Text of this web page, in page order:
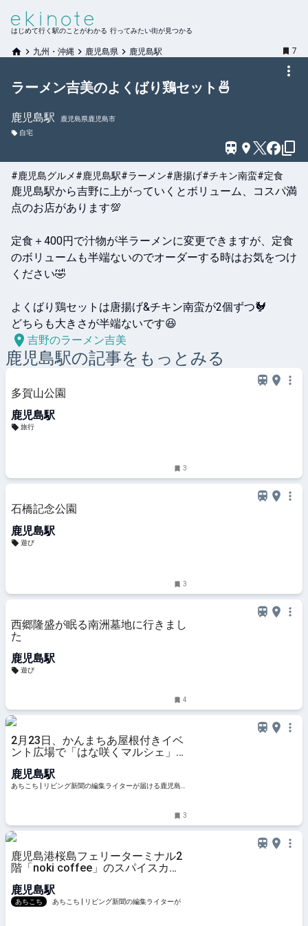
はじめて行く駅のことがわかる 行ってみたい街が見つかる
九州・沖縄 鹿児島県 鹿児島駅 7
ラーメン吉美のよくばり鶏セット🍜
鹿児島駅
鹿児島県鹿児島市
自宅
#鹿児島グルメ#鹿児島駅#ラーメン#唐揚げ#チキン南蛮#定食
鹿児島駅から吉野に上がっていくとボリューム、コスパ満
点のお店があります💯
定食＋400円で汁物が半ラーメンに変更できますが、定食
のボリュームも半端ないのでオーダーする時はお気をつけ
ください🤣
よくばり鶏セットは唐揚げ&チキン南蛮が2個ずつ🐓
どちらも大きさが半端ないです😆
吉野のラーメン吉美
鹿児島駅の記事をもっとみる
多賀山公園
鹿児島駅
旅行
3
石橋記念公園
鹿児島駅
遊び
3
西郷隆盛が眠る南洲墓地に行きまし
た
鹿児島駅
遊び
4
2月23日、かんまちあ屋根付きイベ
ント広場で「はな咲くマルシェ」開
ライターが届ける鹿児島のおでかけ
情報
鹿児島駅
あちこち | リビング新聞の編集ライターが届ける鹿児島
3
鹿児島港桜島フェリーターミナル2
階「noki coffee」のスパイスカレ
鹿児島駅
あちこち
あちこち | リビング新聞の編集ライターが